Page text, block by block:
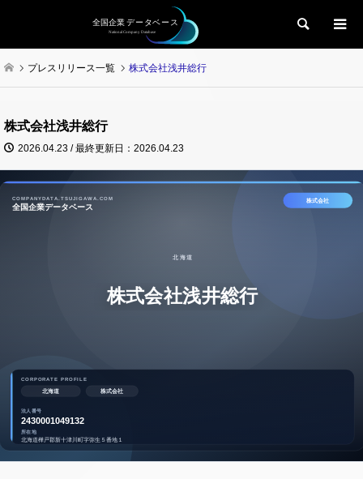
検索
プレスリリース一覧 株式会社浅井総行
株式会社浅井総行
2026.04.23 / 最終更新日：2026.04.23